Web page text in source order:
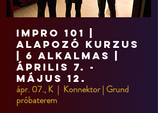
IMPRO 101 |
Alapozó kurzus
| 6 alkalmas |
április 7. -
május 12.
ápr. 07., K
  |
Konnektor | Grund
próbaterem